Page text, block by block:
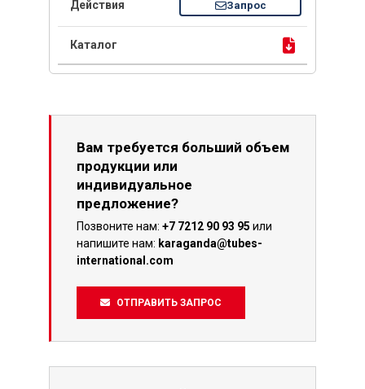
Запрос
Вам требуется больший объем
продукции или
индивидуальное
предложение?
Позвоните нам: +7 7212 90 93 95 или
напишите нам: karaganda@tubes-
international.com
ОТПРАВИТЬ ЗАПРОС